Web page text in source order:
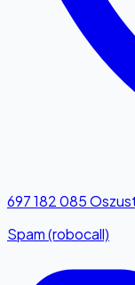
697 182 085
Spam (robocall)